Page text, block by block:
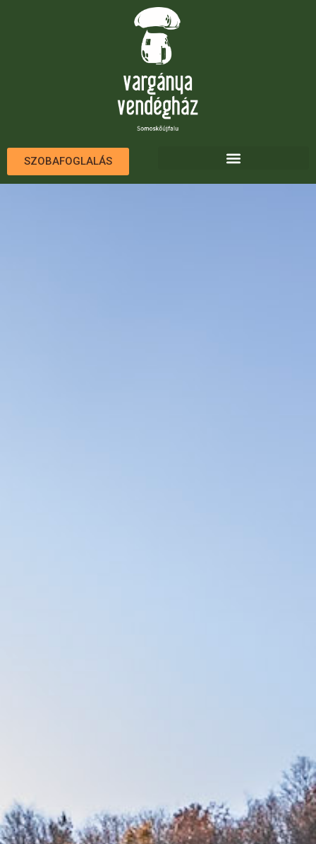
SZOBAFOGLALÁS